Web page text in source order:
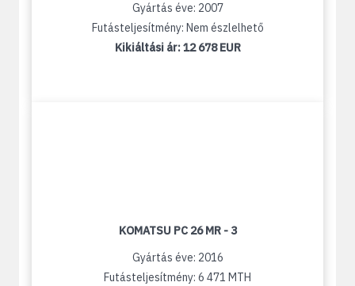
Gyártás éve: 2007
Futásteljesítmény: Nem észlelhető
Kikiáltási ár:12 678 EUR
KOMATSU PC 26 MR - 3
Gyártás éve: 2016
Futásteljesítmény: 6 471 MTH